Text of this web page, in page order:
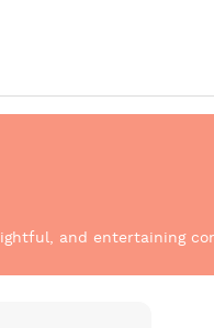
and entertaining